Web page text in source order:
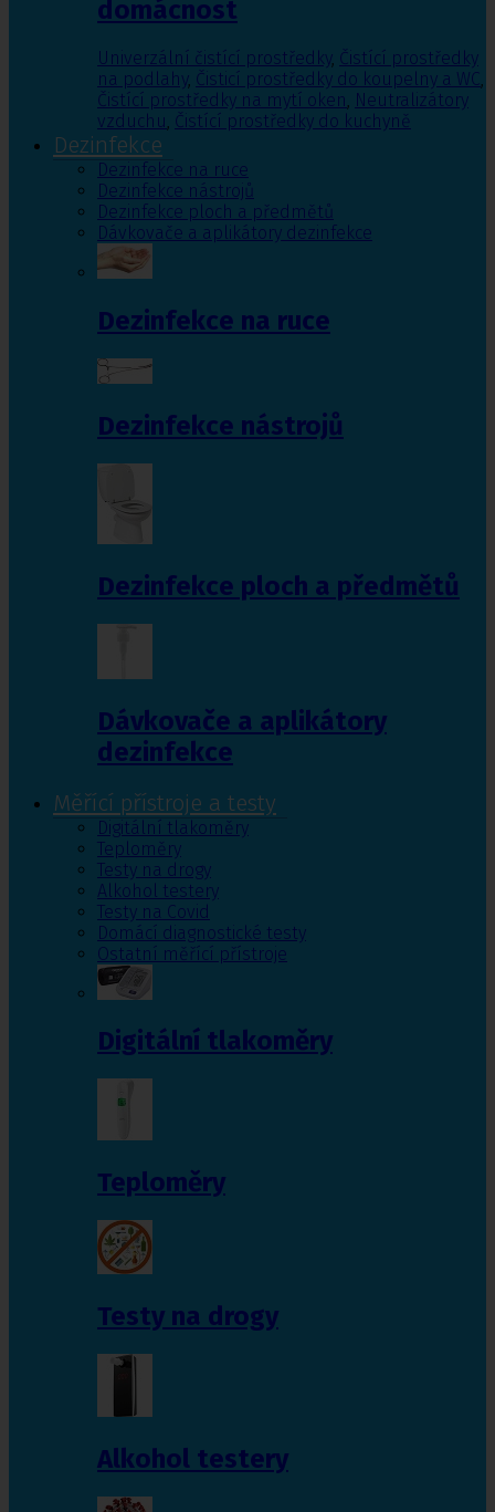
domácnost
Univerzální čistící prostředky, Čistící prostředky
na podlahy, Čisticí prostředky do koupelny a WC,
Čistící prostředky na mytí oken, Neutralizátory
vzduchu, Čistící prostředky do kuchyně
Dezinfekce
Dezinfekce na ruce
Dezinfekce nástrojů
Dezinfekce ploch a předmětů
Dávkovače a aplikátory dezinfekce
Dezinfekce na ruce
Dezinfekce nástrojů
Dezinfekce ploch a předmětů
Dávkovače a aplikátory
dezinfekce
Měřící přístroje a testy
Digitální tlakoměry
Teploměry
Testy na drogy
Alkohol testery
Testy na Covid
Domácí diagnostické testy
Ostatní měřící přístroje
Digitální tlakoměry
Teploměry
Testy na drogy
Alkohol testery